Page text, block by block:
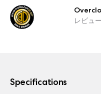
レビュ
Specifications